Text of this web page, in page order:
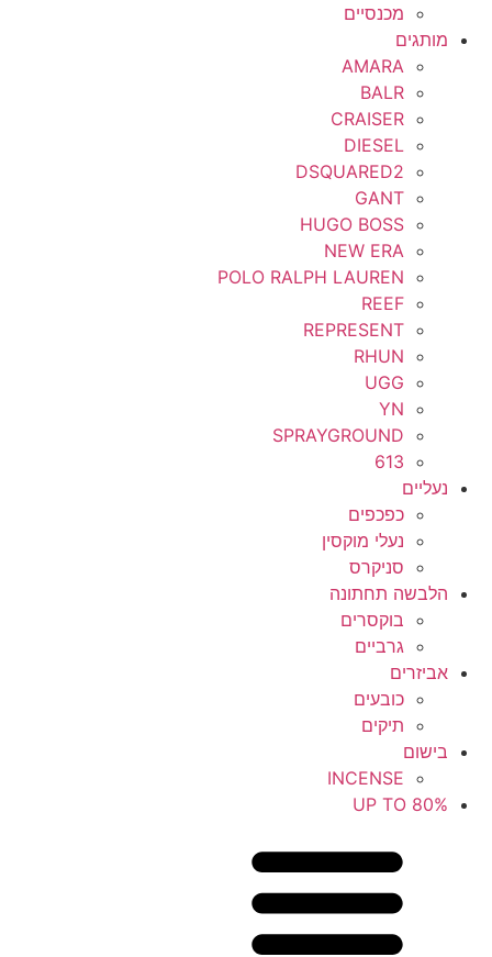
מכנסיים
מותגים
AMARA
BALR
CRAISER
DIESEL
DSQUARED2
GANT
HUGO BOSS
NEW ERA
POLO RALPH LAUREN
REEF
REPRESENT
RHUN
UGG
YN
SPRAYGROUND
613
נעליים
כפכפים
נעלי מוקסין
סניקרס
הלבשה תחתונה
בוקסרים
גרביים
אביזרים
כובעים
תיקים
בישום
INCENSE
UP TO 80%